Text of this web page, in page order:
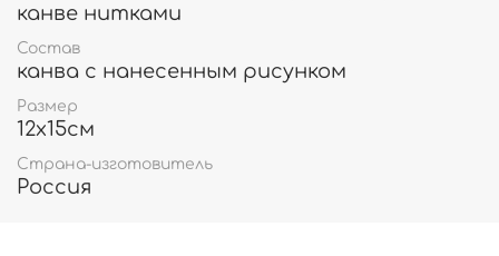
канве нитками
Состав
канва с нанесенным рисунком
Размер
12х15см
Страна-изготовитель
Россия